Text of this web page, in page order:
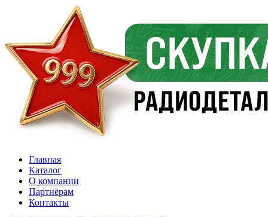
Главная
Каталог
О компании
Партнёрам
Контакты